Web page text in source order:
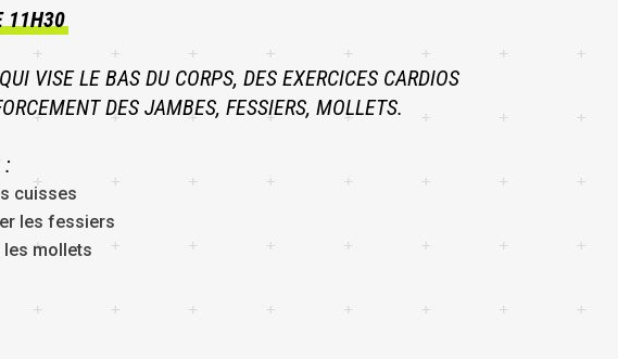
11H30
VISE LE BAS DU CORPS, DES EXERCICES CARDIOS
DES JAMBES, FESSIERS, MOLLETS.
:
cuisses
les fessiers
les mollets